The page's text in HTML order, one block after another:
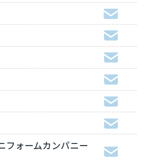
フォームカンパニー